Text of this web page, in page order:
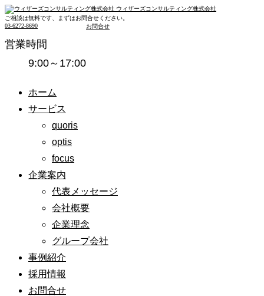
ウィザーズコンサルティング株式会社
ご相談は無料です、まずはお問合せください。
03-6272-8690
営業時間
9:00～17:00
お問合せ
ホーム
サービス
quoris
optis
focus
企業案内
代表メッセージ
会社概要
企業理念
グループ会社
事例紹介
採用情報
お問合せ